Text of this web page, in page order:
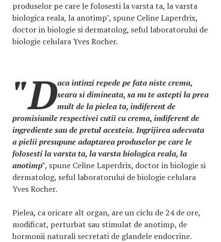
produselor pe care le folosesti la varsta ta, la varsta
biologica reala, la anotimp", spune Celine Laperdrix,
doctor in biologie si dermatolog, seful laboratorului de
biologie celulara Yves Rocher.
"Daca intinzi repede pe fata niste crema,
seara si dimineata, sa nu te astepti la prea
mult de la pielea ta, indiferent de
promisiunile respectivei cutii cu crema, indiferent de
ingrediente sau de pretul acesteia. Ingrijirea adecvata
a pielii presupune adaptarea produselor pe care le
folosesti la varsta ta, la varsta biologica reala, la
anotimp", spune Celine Laperdrix, doctor in biologie si
dermatolog, seful laboratorului de biologie celulara
Yves Rocher.
Pielea, ca oricare alt organ, are un ciclu de 24 de ore,
modificat, perturbat sau stimulat de anotimp, de
hormonii naturali secretati de glandele endocrine.